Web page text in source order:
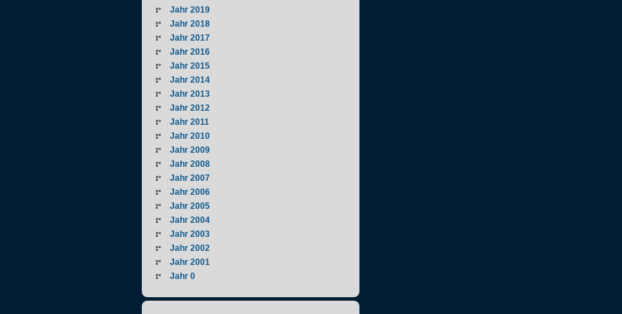
Jahr 2019
Jahr 2018
Jahr 2017
Jahr 2016
Jahr 2015
Jahr 2014
Jahr 2013
Jahr 2012
Jahr 2011
Jahr 2010
Jahr 2009
Jahr 2008
Jahr 2007
Jahr 2006
Jahr 2005
Jahr 2004
Jahr 2003
Jahr 2002
Jahr 2001
Jahr 0